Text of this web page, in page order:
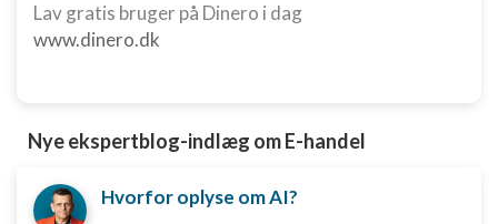
Lav gratis bruger på Dinero i dag
www.dinero.dk
Nye ekspertblog-indlæg om E-handel
Hvorfor oplyse om AI?